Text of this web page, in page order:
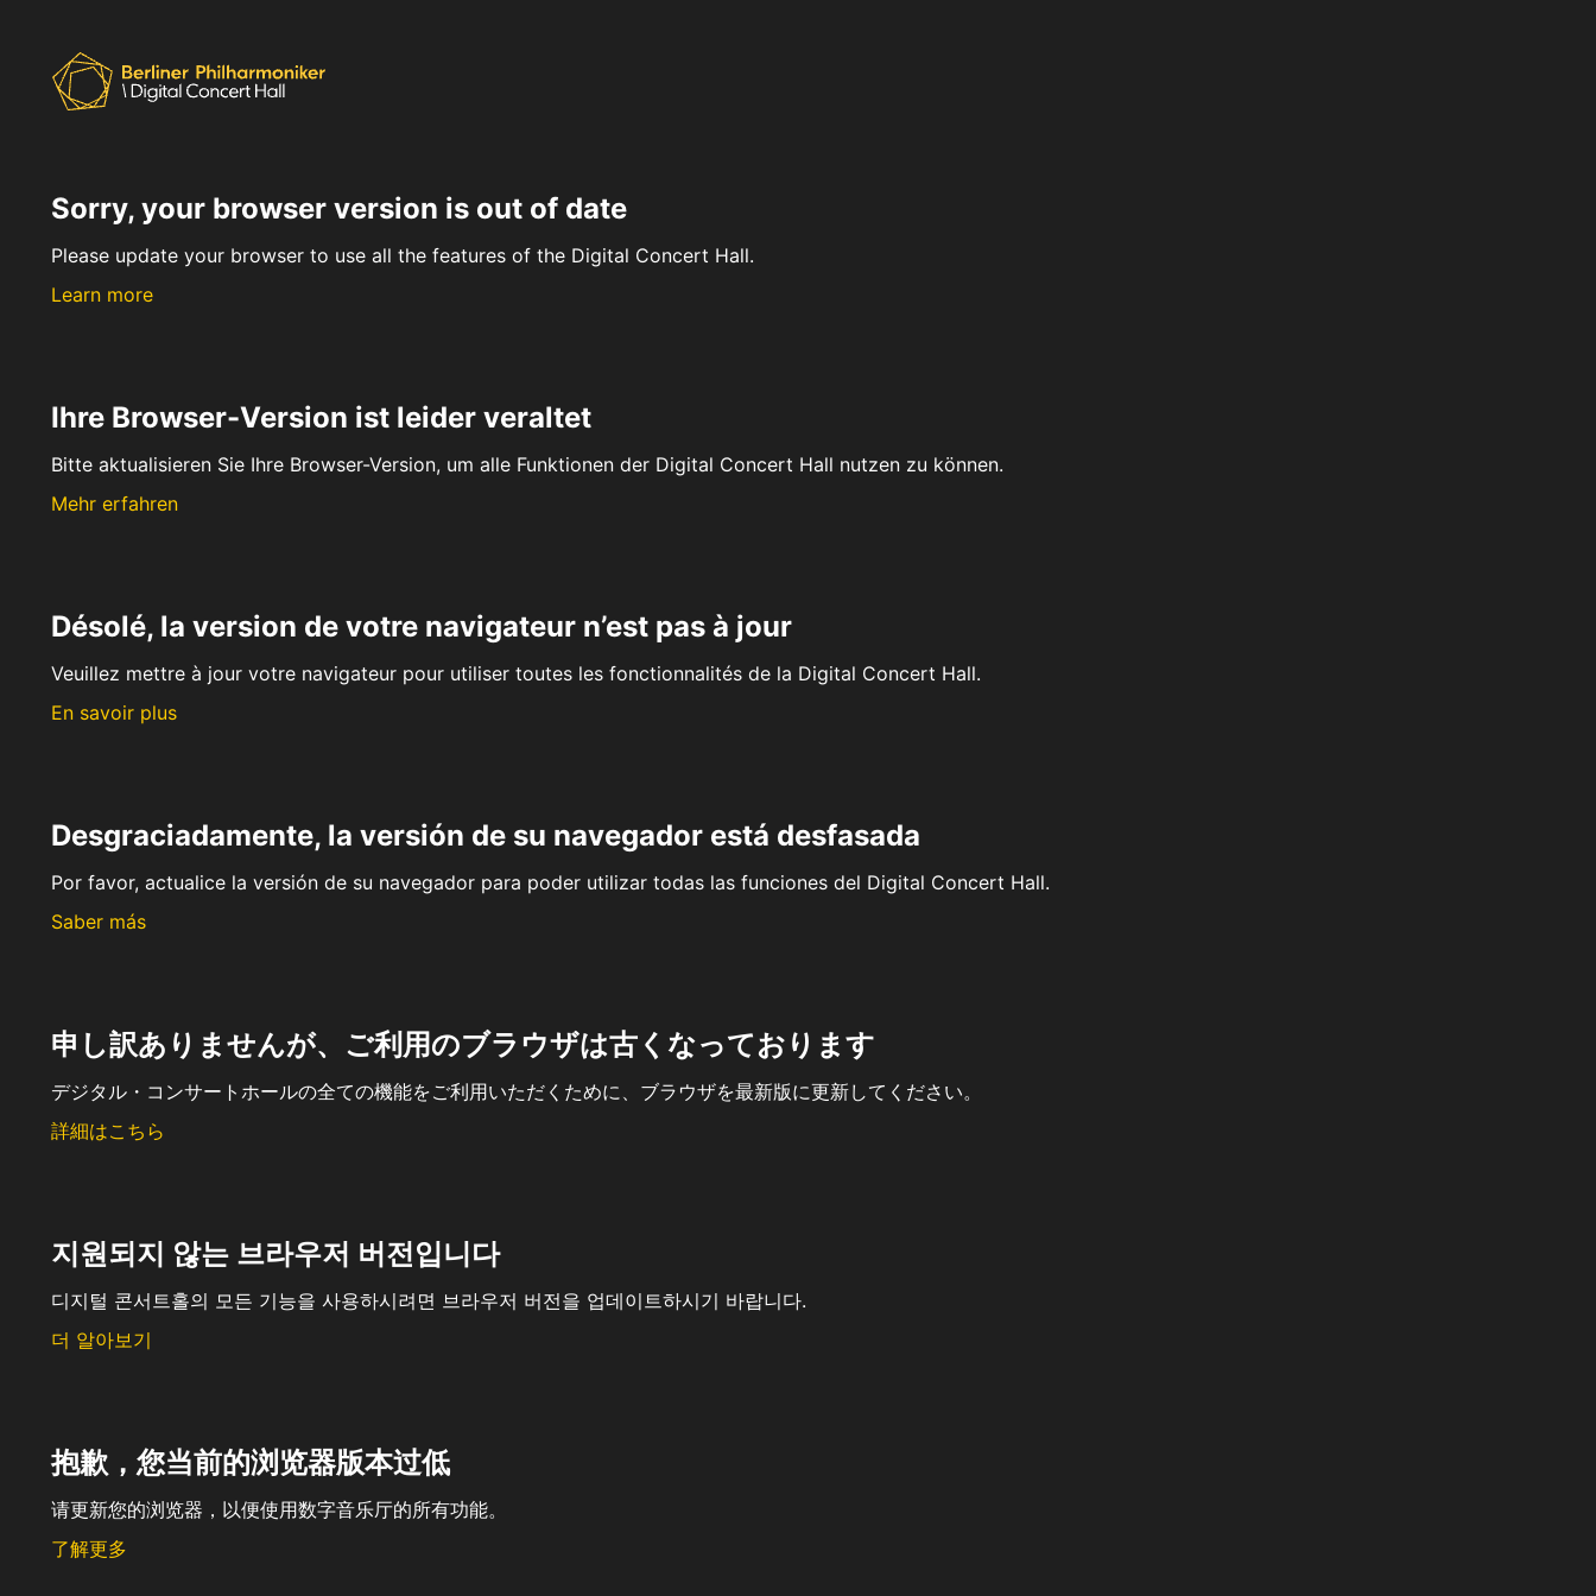
Sorry, your browser version is out of date
Please update your browser to use all the features of the Digital Concert Hall.
Learn more
Ihre Browser-Version ist leider veraltet
Bitte aktualisieren Sie Ihre Browser-Version, um alle Funktionen der Digital Concert Hall nutzen zu können.
Mehr erfahren
Désolé, la version de votre navigateur n’est pas à jour
Veuillez mettre à jour votre navigateur pour utiliser toutes les fonctionnalités de la Digital Concert Hall.
En savoir plus
Desgraciadamente, la versión de su navegador está desfasada
Por favor, actualice la versión de su navegador para poder utilizar todas las funciones del Digital Concert Hall.
Saber más
申し訳ありませんが、ご利用のブラウザは古くなっております
デジタル・コンサートホールの全ての機能をご利用いただくために、ブラウザを最新版に更新してください。
詳細はこちら
지원되지 않는 브라우저 버전입니다
디지털 콘서트홀의 모든 기능을 사용하시려면 브라우저 버전을 업데이트하시기 바랍니다.
더 알아보기
抱歉，您当前的浏览器版本过低
请更新您的浏览器，以便使用数字音乐厅的所有功能。
了解更多